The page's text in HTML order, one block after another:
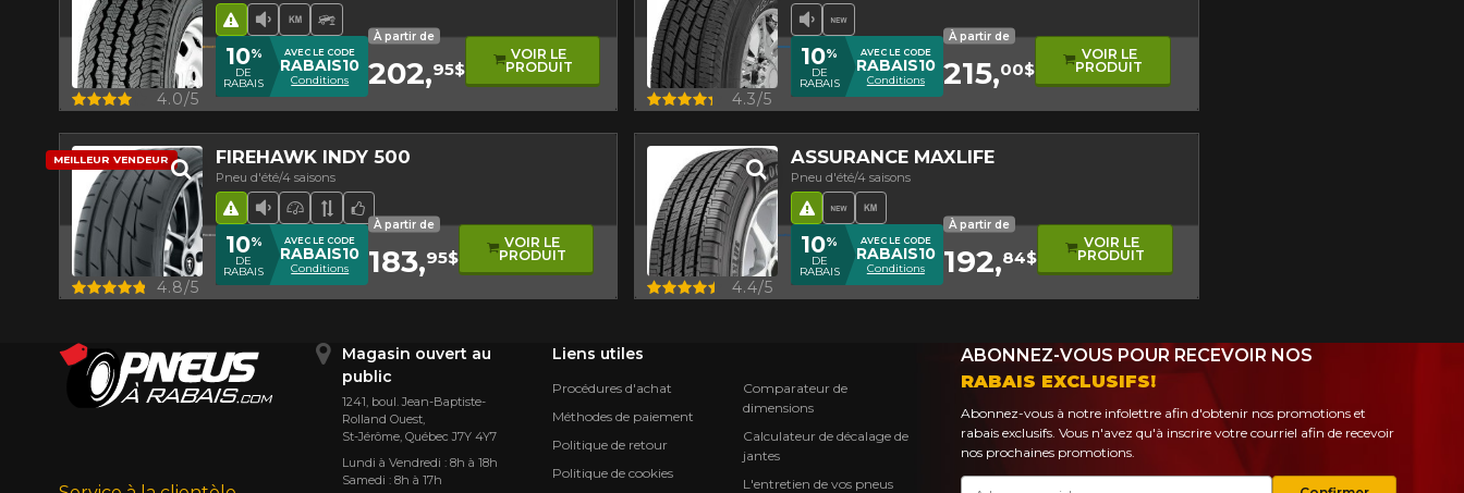
Faible niveau sonore
Haut kilométrage
Hasard routierPneu Hors-Route
Aperçu 4.0/5
10%
DE
RABAIS
AVEC LE CODE
RABAIS10
Conditions
À partir de
202,95$
VOIR LE
PRODUIT
Faible niveau sonore
Nouveau produit
Aperçu 4.3/5
10%
DE
RABAIS
AVEC LE CODE
RABAIS10
Conditions
À partir de
215,00$
VOIR LE
PRODUIT
FIREHAWK INDY 500
Pneu d'été/4 saisons
Faible niveau sonore
Pneu haute performance
Bande de roulement asymétrique
Choix de l'équipe
Hasard routier
Aperçu 4.8/5
MEILLEUR VENDEUR
10%
DE
RABAIS
AVEC LE CODE
RABAIS10
Conditions
À partir de
183,95$
VOIR LE
PRODUIT
ASSURANCE MAXLIFE
Pneu d'été/4 saisons
Nouveau produit
Haut kilométrage
Hasard routier
Aperçu 4.4/5
10%
DE
RABAIS
AVEC LE CODE
RABAIS10
Conditions
À partir de
192,84$
VOIR LE
PRODUIT
Magasin ouvert au
public
1241, boul. Jean-Baptiste-
Rolland Ouest,
St⁠-⁠Jérôme, Québec J7Y 4Y7
Lundi à Vendredi : 8h à 18h
Samedi : 8h à 17h
Liens utiles
Procédures d'achat
Méthodes de paiement
Politique de retour
Politique de cookies
Comparateur de
dimensions
Calculateur de décalage de
jantes
L'entretien de vos pneus
ABONNEZ-VOUS POUR RECEVOIR NOS
RABAIS EXCLUSIFS!
Abonnez-vous à notre infolettre afin d'obtenir nos promotions et
rabais exclusifs. Vous n'avez qu'à inscrire votre courriel afin de recevoir
nos prochaines promotions.
Courriel